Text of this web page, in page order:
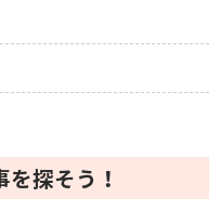
探そう！